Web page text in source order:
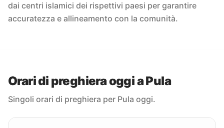
dai centri islamici dei rispettivi paesi per garantire
accuratezza e allineamento con la comunità.
Orari di preghiera oggi a Pula
Singoli orari di preghiera per Pula oggi.